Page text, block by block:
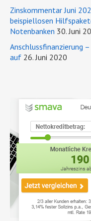
Zinskommentar Juni
beispiellosen
Notenbanken 30. Juni
Anschlussfinanzierung
auf 26. Juni 2020